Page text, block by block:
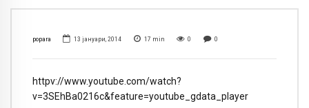
popara 13 јануари, 2014 17 min 0 0
httpv://www.youtube.com/watch?
v=3SEhBa0216c&feature=youtube_gdata_player